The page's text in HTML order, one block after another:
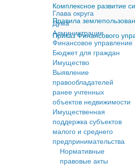
Комплексное развитие
Правила
Приказ Финансового
Глава округа
Дума
Администрация
Финансовое управление
Бюджет для граждан
Имущество
Выявление
правообладателей
ранее учтенных
объектов недвижимости
Имущественная
поддержка субъектов
малого и среднего
предпринимательства
Нормативные
правовые акты